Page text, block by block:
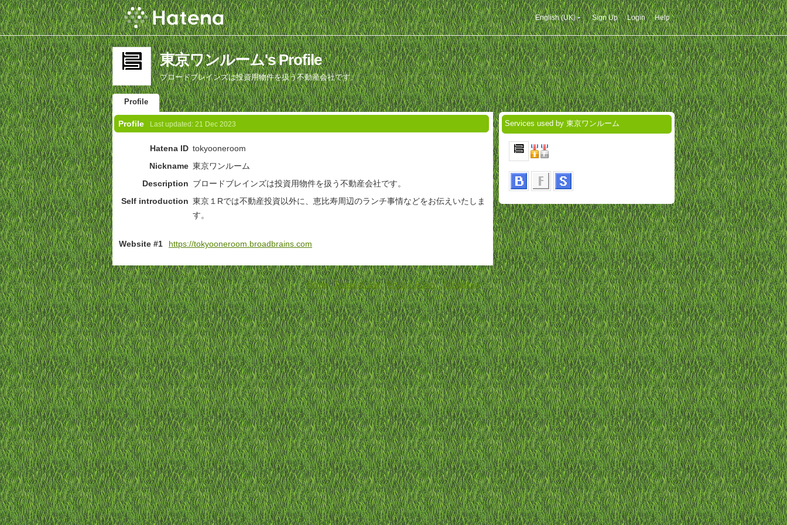
English (UK) Sign Up Login Help
東京ワンルーム's Profile
ブロードブレインズは投資用物件を扱う不動産会社です。
Profile
Profile Last updated: 21 Dec 2023
Hatena ID tokyooneroom
Nickname 東京ワンルーム
Description ブロードブレインズは投資用物件を扱う不動産会社です。
Self introduction 東京１Rでは不動産投資以外に、恵比寿周辺のランチ事情などをお伝えいたしま
す。
Website #1 https://tokyooneroom.broadbrains.com
Services used by 東京ワンルーム
Home-Terms of Use-Privacy Policy-Contact us